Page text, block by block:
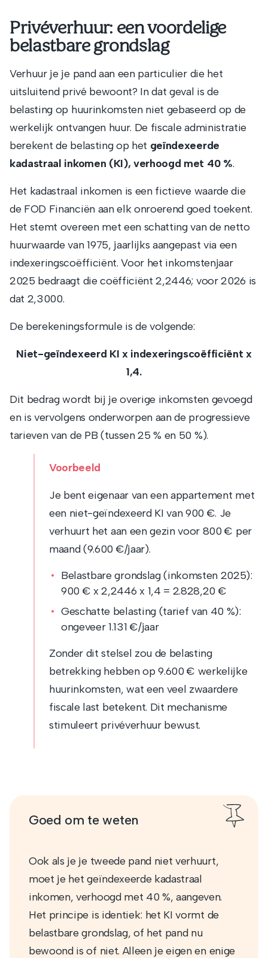
Privéverhuur: een voordelige
belastbare grondslag
Verhuur je je pand aan een particulier die het
uitsluitend privé bewoont? In dat geval is de
belasting op huurinkomsten niet gebaseerd op de
werkelijk ontvangen huur. De fiscale administratie
berekent de belasting op het geïndexeerde
kadastraal inkomen (KI), verhoogd met 40 %.
Het kadastraal inkomen is een fictieve waarde die
de FOD Financiën aan elk onroerend goed toekent.
Het stemt overeen met een schatting van de netto
huurwaarde van 1975, jaarlijks aangepast via een
indexeringscoëfficiënt. Voor het inkomstenjaar
2025 bedraagt die coëfficiënt 2,2446; voor 2026 is
dat 2,3000.
De berekeningsformule is de volgende:
Niet-geïndexeerd KI x indexeringscoëfficiënt x
1,4.
Dit bedrag wordt bij je overige inkomsten gevoegd
en is vervolgens onderworpen aan de progressieve
tarieven van de PB (tussen 25 % en 50 %).
Voorbeeld
Je bent eigenaar van een appartement met
een niet-geïndexeerd KI van 900 €. Je
verhuurt het aan een gezin voor 800 € per
maand (9.600 €/jaar).
Belastbare grondslag (inkomsten 2025):
900 € x 2,2446 x 1,4 = 2.828,20 €
Geschatte belasting (tarief van 40 %):
ongeveer 1.131 €/jaar
Zonder dit stelsel zou de belasting
betrekking hebben op 9.600 € werkelijke
huurinkomsten, wat een veel zwaardere
fiscale last betekent. Dit mechanisme
stimuleert privéverhuur bewust.
Goed om te weten
Ook als je je tweede pand niet verhuurt,
moet je het geïndexeerde kadastraal
inkomen, verhoogd met 40 %, aangeven.
Het principe is identiek: het KI vormt de
belastbare grondslag, of het pand nu
bewoond is of niet. Alleen je eigen en enige